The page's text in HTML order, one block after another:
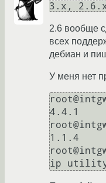
3.x,
2.6 вообще
всех
дебиан и
У меня нет
4.4.1
1.1.4